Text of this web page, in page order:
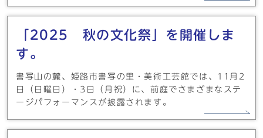
「2025 秋の文化祭」を開催しま
す。
書写山の麓、姫路市書写の里・美術工芸館では、11月2
日（日曜日）・3日（月祝）に、前庭でさまざまなステ
ージパフォーマンスが披露されます。